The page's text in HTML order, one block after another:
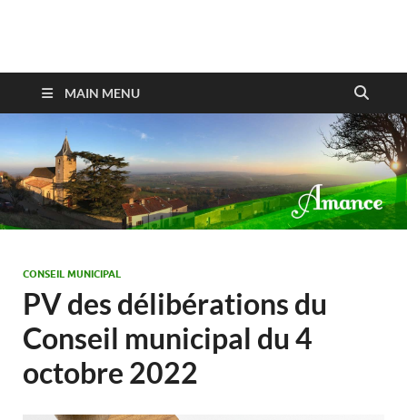
Amance
MAIN MENU
CONSEIL MUNICIPAL
PV des délibérations du
Conseil municipal du 4
octobre 2022